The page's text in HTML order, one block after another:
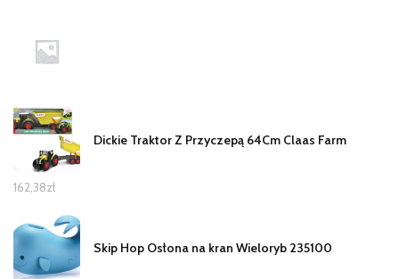
Dickie Traktor Z Przyczepą 64Cm Claas Farm
162,38zł
Skip Hop Osłona na kran Wieloryb 235100